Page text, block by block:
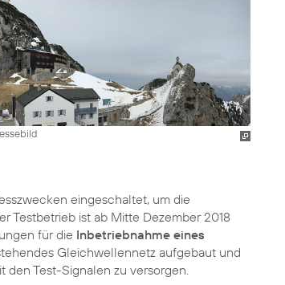
eingeschaltet, um die
Testbetrieb ist ab Mitte Dezember 2018
für die Inbetriebnahme eines
Gleichwellennetz aufgebaut und
Test-Signalen zu versorgen.